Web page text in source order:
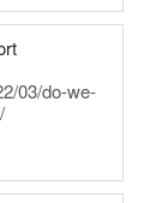
03/do-we-